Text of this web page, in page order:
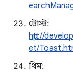
টোস্ট:
http://
et/
থিম: